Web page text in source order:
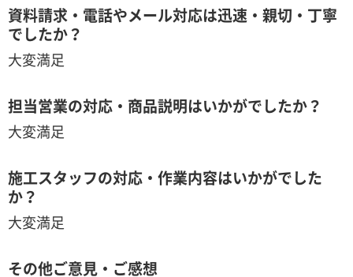
資料請求・電話やメール対応は迅速・親切・丁寧
でしたか？
大変満足
担当営業の対応・商品説明はいかがでしたか？
大変満足
施工スタッフの対応・作業内容はいかがでした
か？
大変満足
その他ご意見・ご感想